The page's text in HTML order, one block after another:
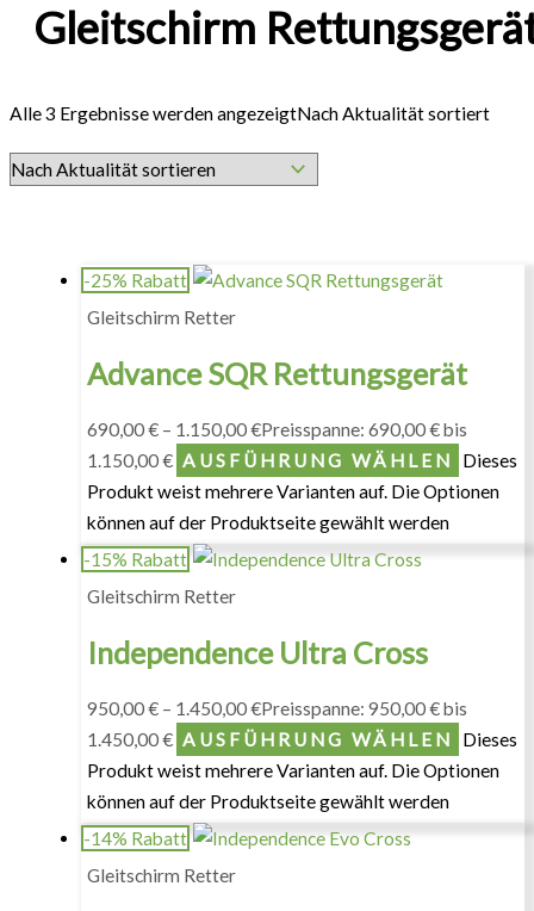
Gleitschirm
Alle 3 Ergebnisse werden angezeigtNach Aktualität sortiert
-25% Rabatt
Gleitschirm Retter
Advance SQR Rettungsgerät
690,00€ – 1.150,00€Preisspanne: 690,00 € bis
1.150,00 € AUSFÜHRUNG WÄHLEN
Dieses
Produkt weist mehrere Varianten auf. Die Optionen
können auf der Produktseite gewählt werden
-15% Rabatt
Gleitschirm Retter
Independence Ultra Cross
950,00€ – 1.450,00€Preisspanne: 950,00 € bis
1.450,00 € AUSFÜHRUNG WÄHLEN
Dieses
Produkt weist mehrere Varianten auf. Die Optionen
können auf der Produktseite gewählt werden
-14% Rabatt
Gleitschirm Retter